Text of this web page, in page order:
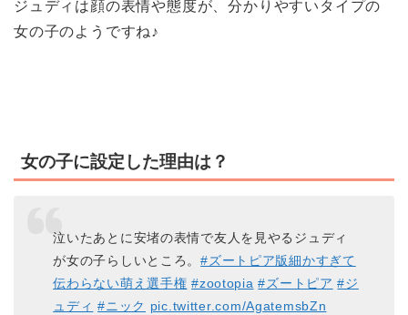
ジュディは顔の表情や態度が、分かりやすいタイプの
女の子のようですね♪
女の子に設定した理由は？
泣いたあとに安堵の表情で友人を見やるジュディ
が女の子らしいところ。#ズートピア版細かすぎて
伝わらない萌え選手権 #zootopia #ズートピア #ジ
ュディ #ニック pic.twitter.com/AgatemsbZn